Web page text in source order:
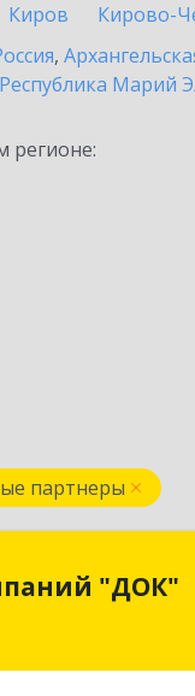
Киров Кирово-
,
Республика Марий
регионе:
партнеры
"ДОК"